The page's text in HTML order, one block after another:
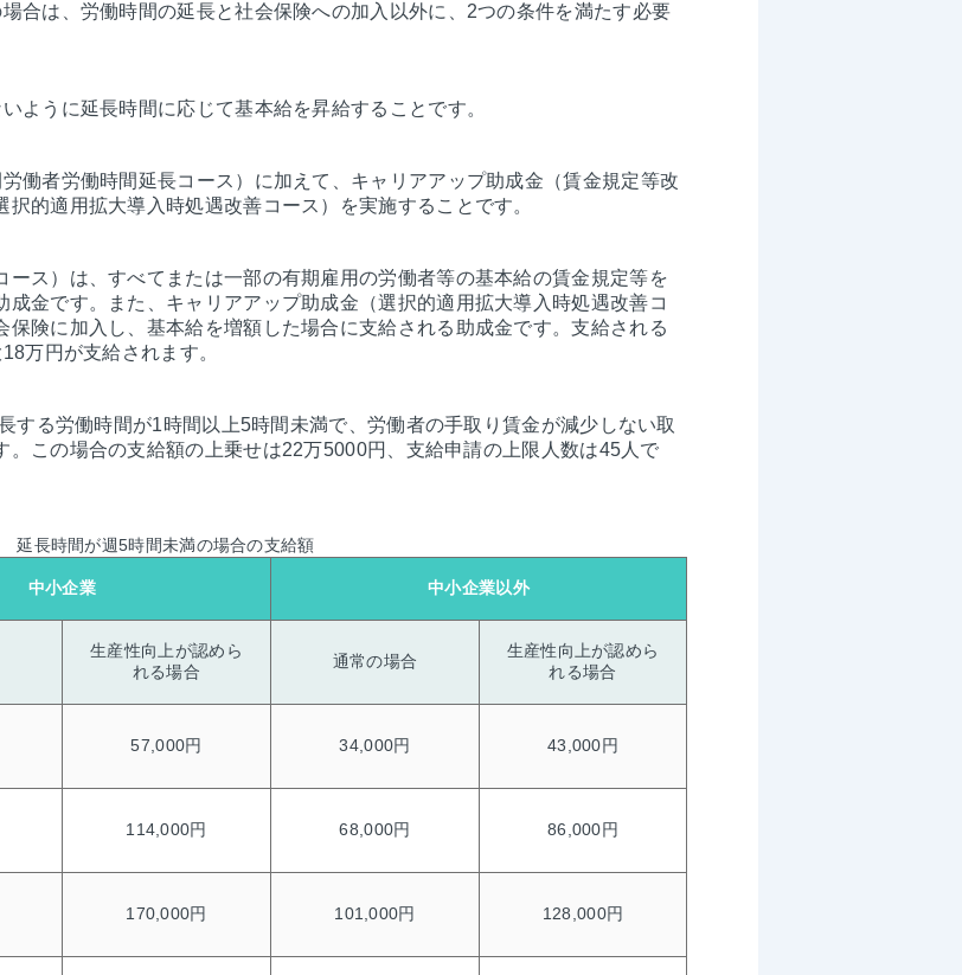
合は、労働時間の延長と社会保険への加入以外に、2つの条件を満たす必要
ように延長時間に応じて基本給を昇給することです。
働者労働時間延長コース）に加えて、キャリアアップ助成金（賃金規定等改
的適用拡大導入時処遇改善コース）を実施することです。
ス）は、すべてまたは一部の有期雇用の労働者等の基本給の賃金規定等を
金です。また、キャリアアップ助成金（選択的適用拡大導入時処遇改善コ
険に加入し、基本給を増額した場合に支給される助成金です。支給される
万円が支給されます。
する労働時間が1時間以上5時間未満で、労働者の手取り賃金が減少しない取
。この場合の支給額の上乗せは22万5000円、支給申請の上限人数は45人で
延長時間が週5時間未満の場合の支給額
中小企業 中小企業以外
生産性向上が認めら
れる場合
通常の場合
生産性向上が認めら
れる場合
57,000円 34,000円 43,000円
114,000円 68,000円 86,000円
170,000円 101,000円 128,000円